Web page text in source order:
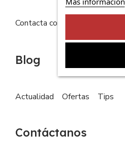
Contacta con nosotros
Blog
Actualidad Ofertas Tips
Contáctanos